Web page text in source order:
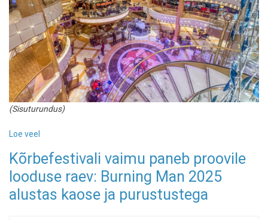
(Sisuturundus)
Loe veel
parimat
ideed,
kuidas
kruiisilaeval
Kõrbefestivali vaimu paneb proovile
looduse raev: Burning Man 2025
alustas kaose ja purustustega